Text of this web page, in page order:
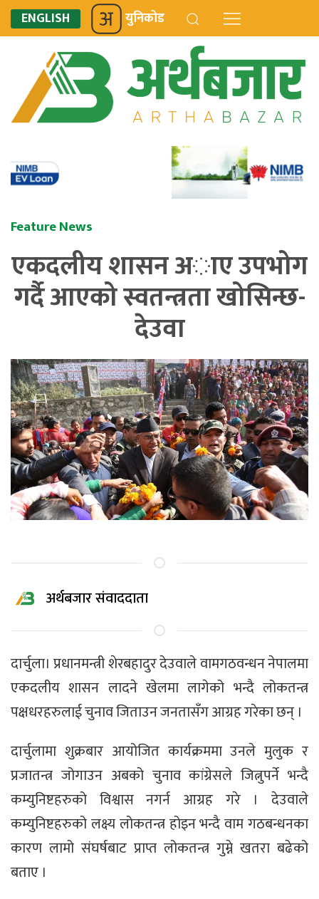
ENGLISH युनिकोड
Feature News
एकदलीय शासन अाए उपभोग
गर्दै आएको स्वतन्त्रता खोसिन्छ-
देउवा
अर्थबजार संवाददाता
दार्चुला। प्रधानमन्त्री शेरबहादुर देउवाले वामगठवन्धन नेपालमा
एकदलीय शासन लादने खेलमा लागेको भन्दै लोकतन्त्र
पक्षधरहरुलाई चुनाव जिताउन जनतासँग आग्रह गरेका छन् ।
दार्चुलामा शुक्रबार आयोजित कार्यक्रममा उनले मुलुक र
प्रजातन्त्र जोगाउन अबको चुनाव कांग्रेसले जित्नुपर्ने भन्दै
कम्युनिष्टहरुको विश्वास नगर्न आग्रह गरे । देउवाले
कम्युनिष्टहरुको लक्ष्य लोकतन्त्र होइन भन्दै वाम गठबन्धनका
कारण लामो संघर्षबाट प्राप्त लोकतन्त्र गुम्ने खतरा बढेको
बताए ।